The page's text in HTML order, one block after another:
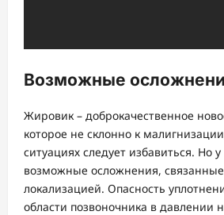
Возможные
Жировик – доброкачественное
которое не склонно к
ситуациях следует избавиться. Но
возможные осложнения,
локализацией. Опасность
области позвоночника в давлении